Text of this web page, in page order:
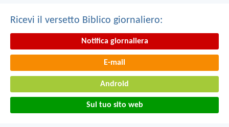
Ricevi il versetto Biblico giornaliero:
Notifica giornaliera
E-mail
Android
Sul tuo sito web